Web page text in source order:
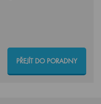
PŘEJÍT DO PORADNY